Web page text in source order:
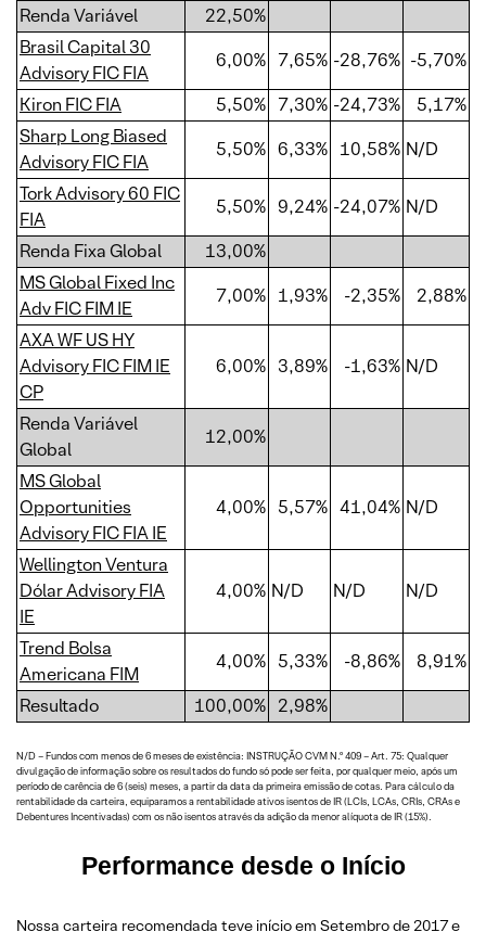
Renda Variável
22,50%
Brasil Capital 30
Advisory FIC FIA
6,00% 7,65% -28,76% -5,70%
Kiron FIC FIA
5,50% 7,30% -24,73%
5,17%
Sharp Long Biased
Advisory FIC FIA
5,50% 6,33% 10,58% N/D
Tork Advisory 60 FIC
FIA
5,50% 9,24% -24,07% N/D
Renda Fixa Global
13,00%
MS Global Fixed Inc
Adv FIC FIM IE
7,00% 1,93% -2,35%
2,88%
AXA WF US HY
Advisory FIC FIM IE
CP
6,00% 3,89% -1,63% N/D
Renda Variável
Global
12,00%
MS Global
Opportunities
Advisory FIC FIA IE
4,00% 5,57% 41,04% N/D
Wellington Ventura
Dólar Advisory FIA
IE
4,00% N/D N/D N/D
Trend Bolsa
Americana FIM
4,00% 5,33% -8,86%
8,91%
Resultado
100,00% 2,98%
N/D – Fundos com menos de 6 meses de existência: INSTRUÇÃO CVM N.º 409 – Art. 75: Qualquer
divulgação de informação sobre os resultados do fundo só pode ser feita, por qualquer meio, após um
período de carência de 6 (seis) meses, a partir da data da primeira emissão de cotas. Para cálculo da
rentabilidade da carteira, equiparamos a rentabilidade ativos isentos de IR (LCIs, LCAs, CRIs, CRAs e
Debentures Incentivadas) com os não isentos através da adição da menor alíquota de IR (15%).
Performance desde o Início
Nossa carteira recomendada teve início em Setembro de 2017 e